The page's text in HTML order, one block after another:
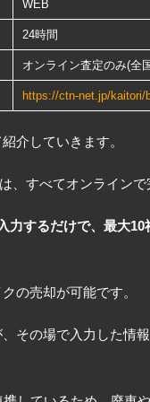
WEB
24時間
オンライン査定のみ(全
https://ctn-net.jp/kaitori/
介していきます。
すべてオンラインで
するだけで、最大
の売却が可能です。
その場で入力した情